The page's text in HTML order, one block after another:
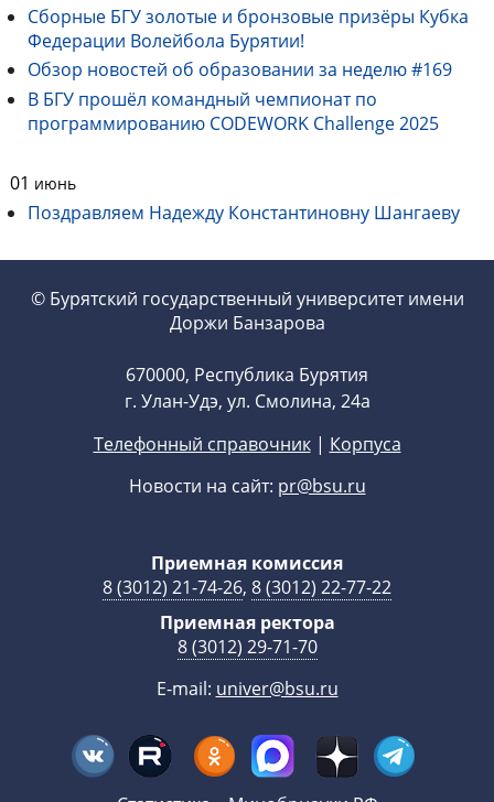
Сборные БГУ золотые и бронзовые призëры Кубка
Федерации Волейбола Бурятии!
Обзор новостей об образовании за неделю #169
В БГУ прошёл командный чемпионат по
программированию CODEWORK Challenge 2025
01 июнь
Поздравляем Надежду Константиновну Шангаеву
© Бурятский государственный университет имени
Доржи Банзарова
670000, Республика Бурятия
г. Улан-Удэ, ул. Смолина, 24а
Телефонный справочник| Корпуса
Новости на сайт: pr@bsu.ru
Приемная комиссия
8 (3012) 21-74-26, 8 (3012) 22-77-22
Приемная ректора
8 (3012) 29-71-70
E-mail: univer@bsu.ru